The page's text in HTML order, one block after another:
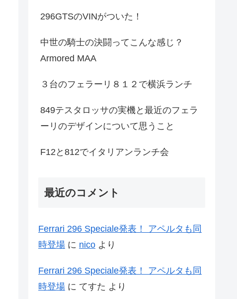
296GTSのVINがついた！
中世の騎士の決闘ってこんな感じ？
Armored MAA
３台のフェラーリ８１２で横浜ランチ
849テスタロッサの実機と最近のフェラ
ーリのデザインについて思うこと
F12と812でイタリアンランチ会
最近のコメント
Ferrari 296 Speciale発表！ アペルタも同
時登場 に nico より
Ferrari 296 Speciale発表！ アペルタも同
時登場 に てすた より